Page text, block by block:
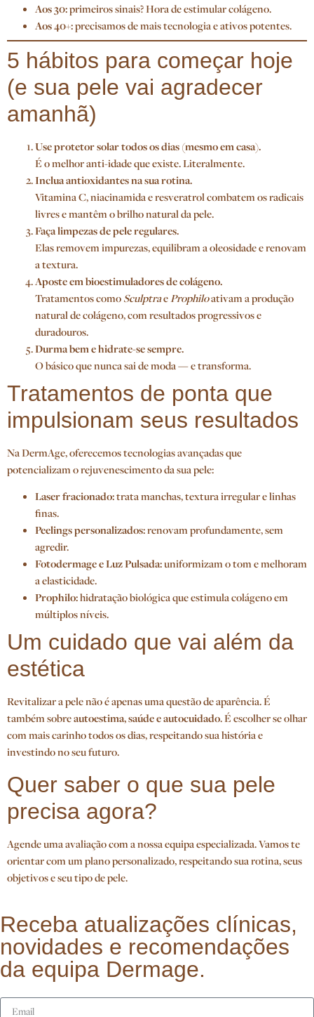
Aos 30:primeiros sinais? Hora de estimular colágeno.
Aos 40+:precisamos de mais tecnologia e ativos potentes.
5 hábitos para começar hoje
(e sua pele vai agradecer
amanhã)
Use protetor solar todos os dias (mesmo em casa).
É o melhor anti-idade que existe. Literalmente.
Inclua antioxidantes na sua rotina.
Vitamina C, niacinamida e resveratrol combatem os radicais
livres e mantêm o brilho natural da pele.
Faça limpezas de pele regulares.
Elas removem impurezas, equilibram a oleosidade e renovam
a textura.
Aposte em bioestimuladores de colágeno.
Tratamentos comoSculptraeProphiloativam a produção
natural de colágeno, com resultados progressivos e
duradouros.
Durma bem e hidrate-se sempre.
O básico que nunca sai de moda — e transforma.
Tratamentos de ponta que
impulsionam seus resultados
Na DermAge, oferecemos tecnologias avançadas que
potencializam o rejuvenescimento da sua pele:
Laser fracionado:trata manchas, textura irregular e linhas
finas.
Peelings personalizados:renovam profundamente, sem
agredir.
Fotodermage e Luz Pulsada:uniformizam o tom e melhoram
a elasticidade.
Prophilo:hidratação biológica que estimula colágeno em
múltiplos níveis.
Um cuidado que vai além da
estética
Revitalizar a pele não é apenas uma questão de aparência. É
também sobreautoestima, saúde e autocuidado. É escolher se olhar
com mais carinho todos os dias, respeitando sua história e
investindo no seu futuro.
Quer saber o que sua pele
precisa agora?
Agende uma avaliação com a nossa equipa especializada. Vamos te
orientar com um plano personalizado, respeitando sua rotina, seus
objetivos e seu tipo de pele.
Receba atualizações clínicas,
novidades e recomendações
da equipa Dermage.